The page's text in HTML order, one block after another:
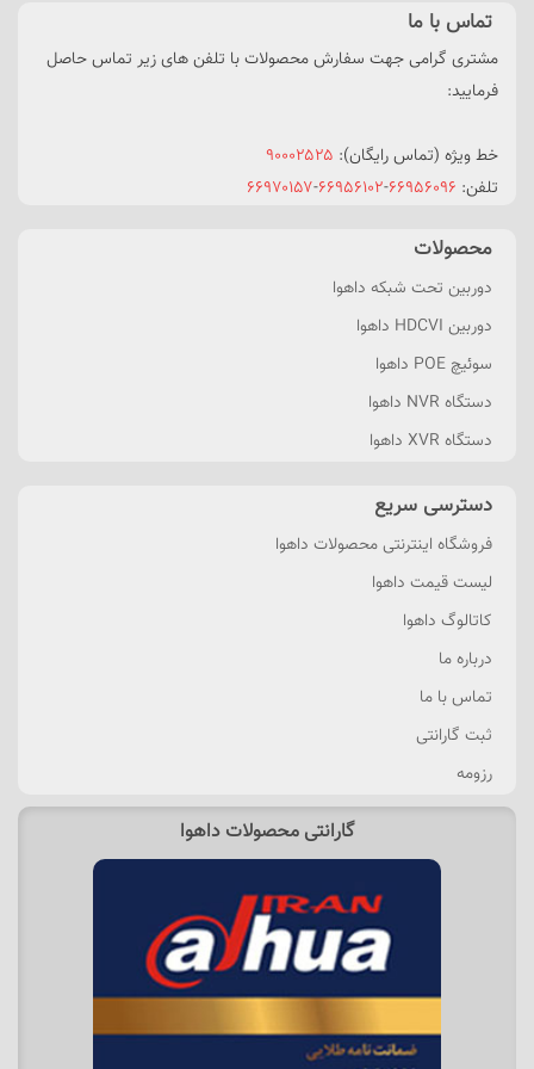
تماس با ما
مشتری گرامی جهت سفارش محصولات با تلفن های زیر تماس حاصل
فرمایید:
خط ویژه (تماس رایگان): ۹۰۰۰۲۵۲۵
تلفن: ۶۶۹۵۶۰۹۶-۶۶۹۵۶۱۰۲-۶۶۹۷۰۱۵۷
محصولات
دوربین تحت شبکه داهوا
دوربین HDCVI داهوا
سوئیچ POE داهوا
دستگاه NVR داهوا
دستگاه XVR داهوا
دسترسی سریع
فروشگاه اینترنتی محصولات داهوا
لیست قیمت داهوا
کاتالوگ داهوا
درباره ما
تماس با ما
ثبت گارانتی
رزومه
گارانتی محصولات داهوا